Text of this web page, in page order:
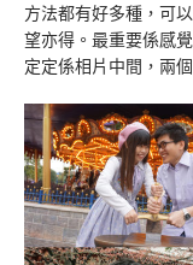
方法都有好多種，可
望亦得。最重要係感
定定係相片中間，兩